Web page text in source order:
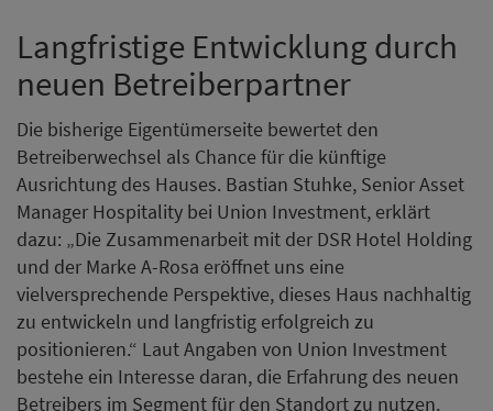
Langfristige Entwicklung durch
neuen Betreiberpartner
Die bisherige Eigentümerseite bewertet den
Betreiberwechsel als Chance für die künftige
Ausrichtung des Hauses. Bastian Stuhke, Senior Asset
Manager Hospitality bei Union Investment, erklärt
dazu: „Die Zusammenarbeit mit der DSR Hotel Holding
und der Marke A-Rosa eröffnet uns eine
vielversprechende Perspektive, dieses Haus nachhaltig
zu entwickeln und langfristig erfolgreich zu
positionieren.“ Laut Angaben von Union Investment
bestehe ein Interesse daran, die Erfahrung des neuen
Betreibers im Segment für den Standort zu nutzen.